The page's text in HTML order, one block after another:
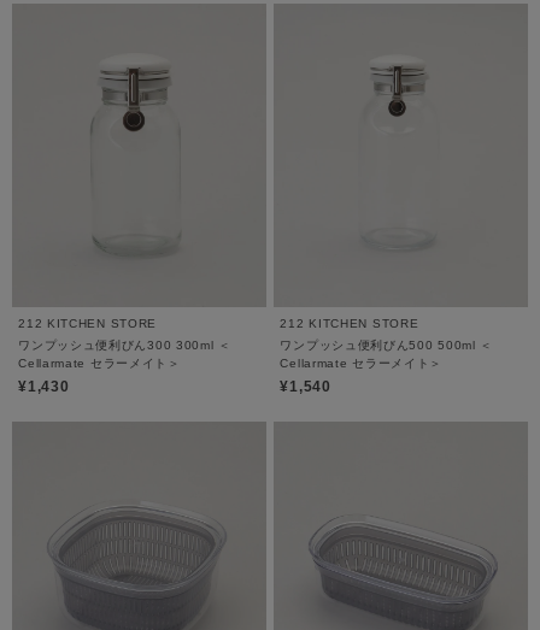
212 KITCHEN STORE
ワンプッシュ便利びん300 300ml ＜
Cellarmate セラーメイト＞
¥1,430
212 KITCHEN STORE
ワンプッシュ便利びん500 500ml ＜
Cellarmate セラーメイト＞
¥1,540